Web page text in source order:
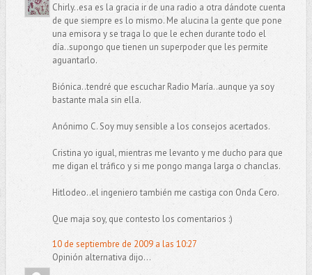
Chirly..esa es la gracia ir de una radio a otra dándote cuenta
de que siempre es lo mismo. Me alucina la gente que pone
una emisora y se traga lo que le echen durante todo el
día..supongo que tienen un superpoder que les permite
aguantarlo.
Biónica..tendré que escuchar Radio María..aunque ya soy
bastante mala sin ella.
Anónimo C. Soy muy sensible a los consejos acertados.
Cristina yo igual, mientras me levanto y me ducho para que
me digan el tráfico y si me pongo manga larga o chanclas.
Hitlodeo..el ingeniero también me castiga con Onda Cero.
Que maja soy, que contesto los comentarios :)
10 de septiembre de 2009 a las 10:27
Opinión alternativa dijo...